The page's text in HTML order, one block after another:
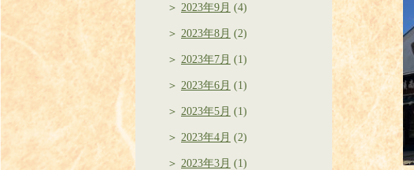
2023年9月 (4)
2023年8月 (2)
2023年7月 (1)
2023年6月 (1)
2023年5月 (1)
2023年4月 (2)
2023年3月 (1)